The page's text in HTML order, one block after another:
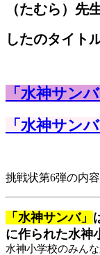
（たむら）先
したのタイト
「水神サン
「水神サン
挑戦状第6弾の内
「水神サンバ」
に作られた水神
水神小学校のみん